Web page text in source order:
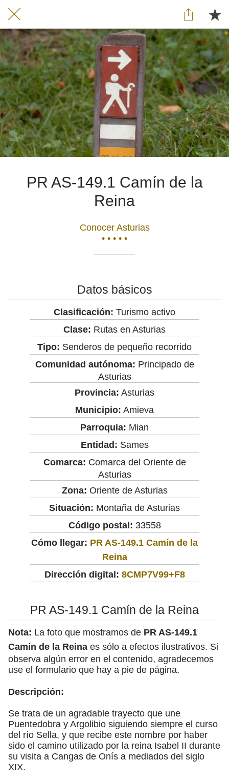
PR AS-149.1 Camín de la
Reina
Conocer Asturias
• • • • •
Datos básicos
Clasificación: Turismo activo
Clase: Rutas en Asturias
Tipo: Senderos de pequeño recorrido
Comunidad autónoma: Principado de
Asturias
Provincia: Asturias
Municipio: Amieva
Parroquia: Mian
Entidad: Sames
Comarca: Comarca del Oriente de
Asturias
Zona: Oriente de Asturias
Situación: Montaña de Asturias
Código postal: 33558
Cómo llegar: PR AS-149.1 Camín de la
Reina
Dirección digital: 8CMP7V99+F8
PR AS-149.1 Camín de la Reina
Nota: La foto que mostramos de PR AS-149.1
Camín de la Reina es sólo a efectos ilustrativos. Si
observa algún error en el contenido, agradecemos
use el formulario que hay a pie de página.
Descripción:
Se trata de un agradable trayecto que une
Puentedobra y Argolibio siguiendo siempre el curso
del río Sella, y que recibe este nombre por haber
sido el camino utilizado por la reina Isabel II durante
su visita a Cangas de Onís a mediados del siglo
XIX.